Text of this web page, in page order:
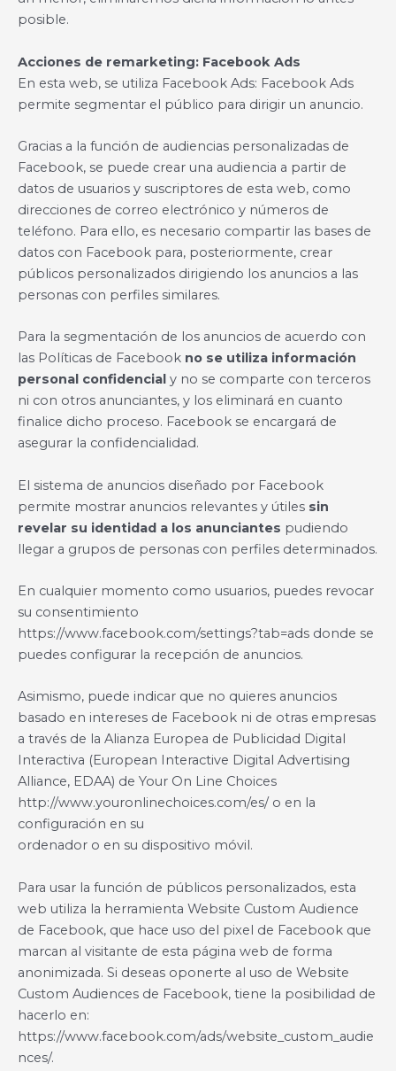
posible.
Acciones de remarketing: Facebook Ads
En esta web, se utiliza Facebook Ads: Facebook Ads
permite segmentar el público para dirigir un anuncio.
Gracias a la función de audiencias personalizadas de
Facebook, se puede crear una audiencia a partir de
datos de usuarios y suscriptores de esta web, como
direcciones de correo electrónico y números de
teléfono. Para ello, es necesario compartir las bases de
datos con Facebook para, posteriormente, crear
públicos personalizados dirigiendo los anuncios a las
personas con perfiles similares.
Para la segmentación de los anuncios de acuerdo con
las Políticas de Facebook no se utiliza información
personal confidencial y no se comparte con terceros
ni con otros anunciantes, y los eliminará en cuanto
finalice dicho proceso. Facebook se encargará de
asegurar la confidencialidad.
El sistema de anuncios diseñado por Facebook
permite mostrar anuncios relevantes y útiles sin
revelar su identidad a los anunciantes pudiendo
llegar a grupos de personas con perfiles determinados.
En cualquier momento como usuarios, puedes revocar
su consentimiento
https://www.facebook.com/settings?tab=ads donde se
puedes configurar la recepción de anuncios.
Asimismo, puede indicar que no quieres anuncios
basado en intereses de Facebook ni de otras empresas
a través de la Alianza Europea de Publicidad Digital
Interactiva (European Interactive Digital Advertising
Alliance, EDAA) de Your On Line Choices
http://www.youronlinechoices.com/es/ o en la
configuración en su
ordenador o en su dispositivo móvil.
Para usar la función de públicos personalizados, esta
web utiliza la herramienta Website Custom Audience
de Facebook, que hace uso del pixel de Facebook que
marcan al visitante de esta página web de forma
anonimizada. Si deseas oponerte al uso de Website
Custom Audiences de Facebook, tiene la posibilidad de
hacerlo en:
https://www.facebook.com/ads/website_custom_audie
nces/.